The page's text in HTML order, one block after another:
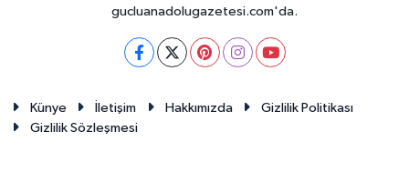
gucluanadolugazetesi.com'da.
Künye İletişim Hakkımızda
Gizlilik Politikası
Gizlilik Sözleşmesi